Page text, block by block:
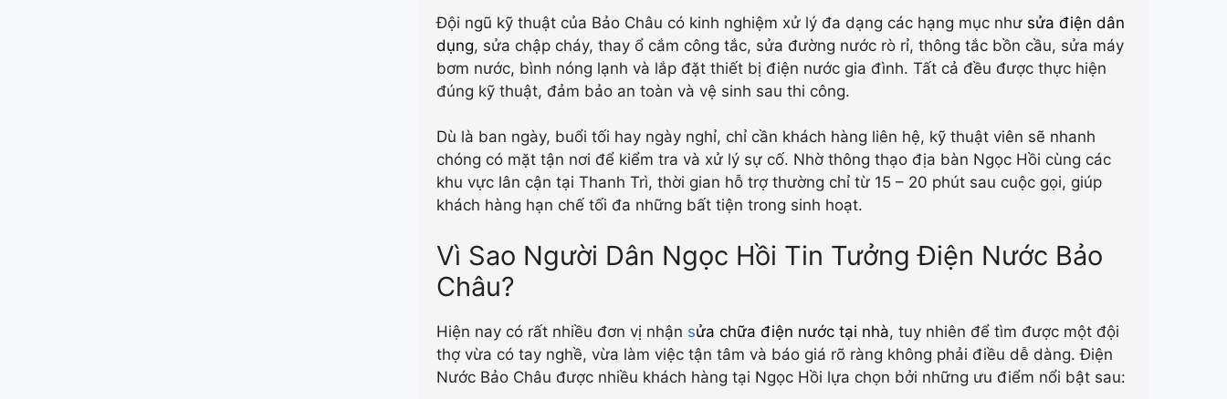
Đội ngũ kỹ thuật của Bảo Châu có kinh nghiệm xử lý đa dạng các hạng mục như sửa điện dân
dụng, sửa chập cháy, thay ổ cắm công tắc, sửa đường nước rò rỉ, thông tắc bồn cầu, sửa máy
bơm nước, bình nóng lạnh và lắp đặt thiết bị điện nước gia đình. Tất cả đều được thực hiện
đúng kỹ thuật, đảm bảo an toàn và vệ sinh sau thi công.
Dù là ban ngày, buổi tối hay ngày nghỉ, chỉ cần khách hàng liên hệ, kỹ thuật viên sẽ nhanh
chóng có mặt tận nơi để kiểm tra và xử lý sự cố. Nhờ thông thạo địa bàn Ngọc Hồi cùng các
khu vực lân cận tại Thanh Trì, thời gian hỗ trợ thường chỉ từ 15 – 20 phút sau cuộc gọi, giúp
khách hàng hạn chế tối đa những bất tiện trong sinh hoạt.
Vì Sao Người Dân Ngọc Hồi Tin Tưởng Điện Nước Bảo
Châu?
Hiện nay có rất nhiều đơn vị nhận sửa chữa điện nước tại nhà, tuy nhiên để tìm được một đội
thợ vừa có tay nghề, vừa làm việc tận tâm và báo giá rõ ràng không phải điều dễ dàng. Điện
Nước Bảo Châu được nhiều khách hàng tại Ngọc Hồi lựa chọn bởi những ưu điểm nổi bật sau: